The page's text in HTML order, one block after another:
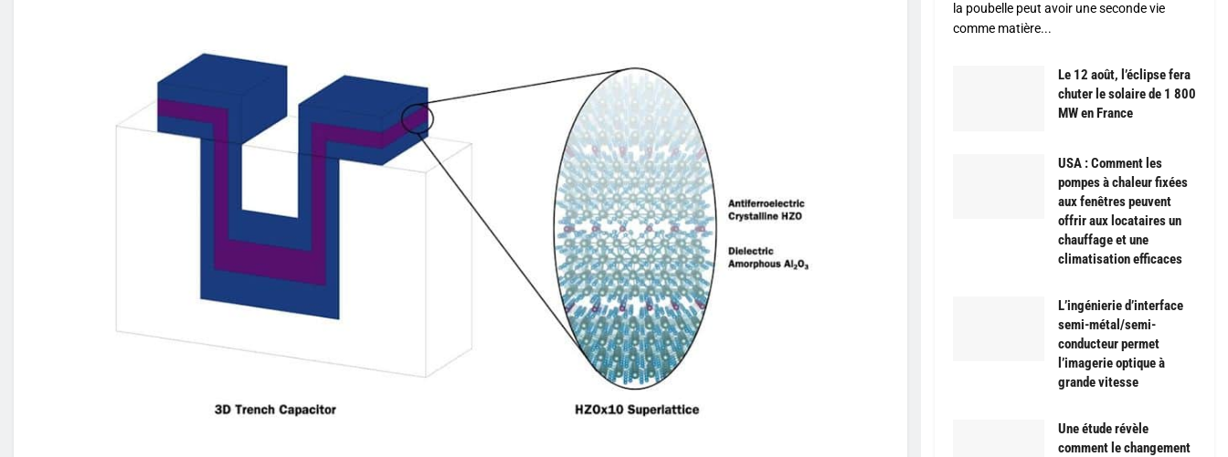
la poubelle peut avoir une seconde vie
comme matière...
Le 12 août, l’éclipse fera
chuter le solaire de 1 800
MW en France
USA : Comment les
pompes à chaleur fixées
aux fenêtres peuvent
offrir aux locataires un
chauffage et une
climatisation efficaces
L’ingénierie d’interface
semi-métal/semi-
conducteur permet
l’imagerie optique à
grande vitesse
Une étude révèle
comment le changement